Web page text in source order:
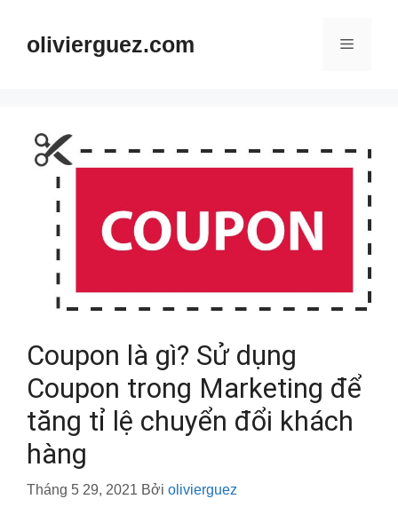
olivierguez.com Menu
Coupon là gì? Sử dụng
Coupon trong Marketing để
tăng tỉ lệ chuyển đổi khách
hàng
Tháng 5 29, 2021 Bởi olivierguez